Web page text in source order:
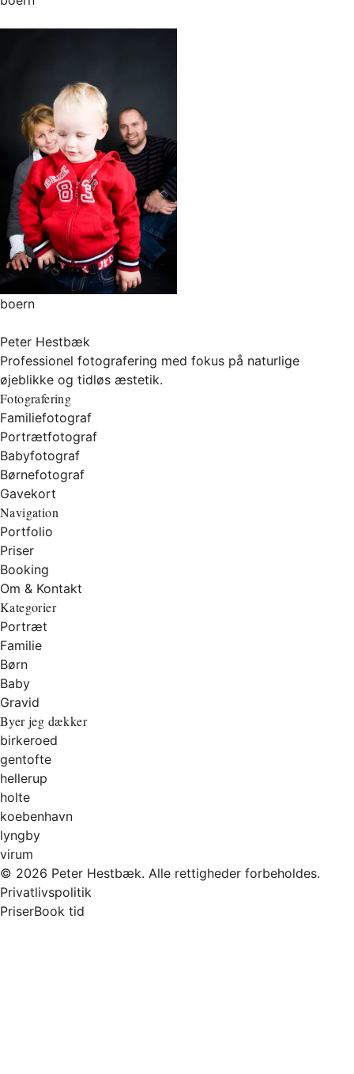
boern
Peter Hestbæk
Professionel fotografering med fokus på naturlige
øjeblikke og tidløs æstetik.
Fotografering
Familiefotograf
Portrætfotograf
Babyfotograf
Børnefotograf
Gavekort
Navigation
Portfolio
Priser
Booking
Om & Kontakt
Kategorier
Portræt
Familie
Børn
Baby
Gravid
Byer jeg dækker
birkeroed
gentofte
hellerup
holte
koebenhavn
lyngby
virum
© 2026 Peter Hestbæk. Alle rettigheder forbeholdes.
Privatlivspolitik
PriserBook tid